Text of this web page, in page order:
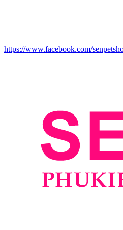
https://www.facebook.com/